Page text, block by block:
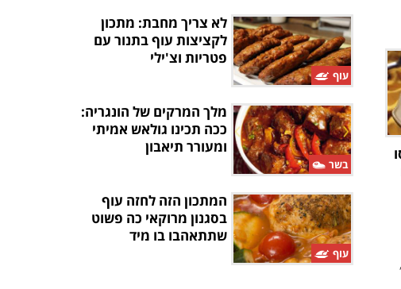
,
עוף
לא צריך מחבת: מתכון
לקציצות עוף בתנור עם
פטריות וצ'ילי
בשר
מלך המרקים של הונגריה:
ככה תכינו גולאש אמיתי
ומעורר תיאבון
עוף
המתכון הזה לחזה עוף
בסגנון מרוקאי כה פשוט
שתתאהבו בו מיד